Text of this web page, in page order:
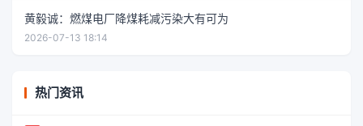
黄毅诚：燃煤电厂降煤耗减污染大有可为
2026-07-13 18:14
热门资讯